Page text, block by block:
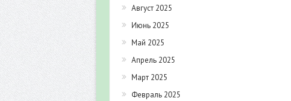
Август 2025
Июнь 2025
Май 2025
Апрель 2025
Март 2025
Февраль 2025